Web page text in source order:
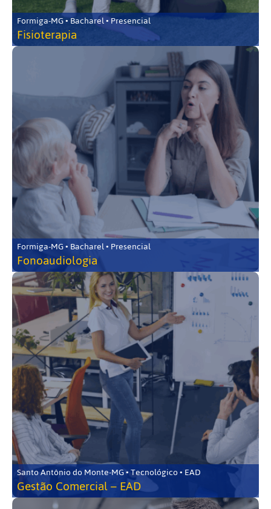
Formiga-MG • Bacharel • Presencial
Fisioterapia
Formiga-MG • Bacharel • Presencial
Fonoaudiologia
Santo Antônio do Monte-MG • Tecnológico • EAD
Gestão Comercial – EAD